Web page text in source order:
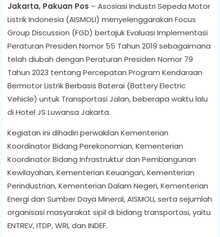
Jakarta, Pakuan Pos – Asosiasi Industri Sepeda Motor
Listrik Indonesia (AISMOLI) menyelenggarakan Focus
Group Discussion (FGD) bertajuk Evaluasi Implementasi
Peraturan Presiden Nomor 55 Tahun 2019 sebagaimana
telah diubah dengan Peraturan Presiden Nomor 79
Tahun 2023 tentang Percepatan Program Kendaraan
Bermotor Listrik Berbasis Baterai (Battery Electric
Vehicle) untuk Transportasi Jalan, beberapa waktu lalu
di Hotel JS Luwansa Jakarta.
Kegiatan ini dihadiri perwakilan Kementerian
Koordinator Bidang Perekonomian, Kementerian
Koordinator Bidang Infrastruktur dan Pembangunan
Kewilayahan, Kementerian Keuangan, Kementerian
Perindustrian, Kementerian Dalam Negeri, Kementerian
Energi dan Sumber Daya Mineral, AISMOLI, serta sejumlah
organisasi masyarakat sipil di bidang transportasi, yaitu
ENTREV, ITDP, WRI, dan INDEF.